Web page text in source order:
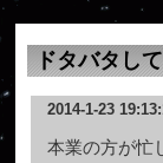
ドタバタし
2014-1-23
本業の方が忙